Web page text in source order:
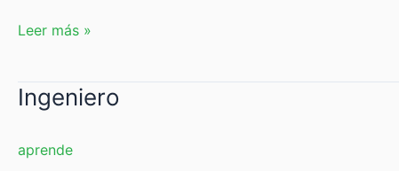
Leer más »
Ingeniero
aprende
Ingeniero